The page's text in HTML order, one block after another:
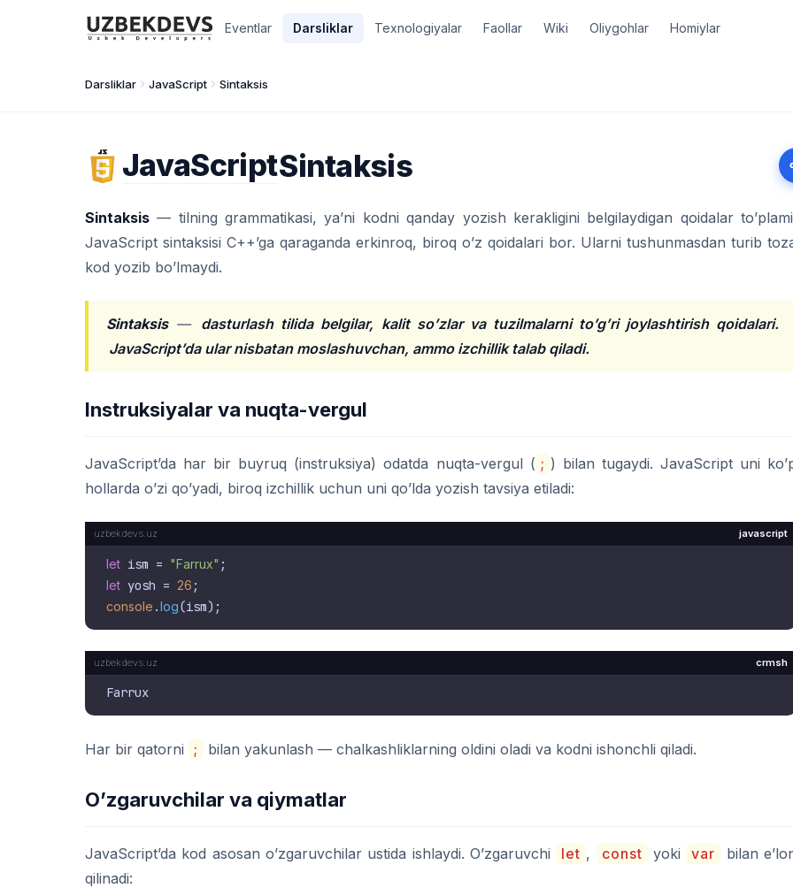
Eventlar Darsliklar Texnologiyalar Faollar Wiki Oliygohlar Homiylar
Darsliklar JavaScript Sintaksis
JavaScriptSintaksis
Sintaksis — tilning grammatikasi, ya’ni kodni qanday yozish kerakligini belgilaydigan qoidalar
JavaScript sintaksisi C++’ga qaraganda erkinroq, biroq o’z qoidalari bor. Ularni tushunmasdan turib
kod yozib bo’lmaydi.
Sintaksis— dasturlash tilida belgilar, kalit so’zlar va tuzilmalarni to’g’ri joylashtirish qoidalari.
JavaScript’da ular nisbatan moslashuvchan, ammo izchillik talab qiladi.
Instruksiyalar va nuqta-vergul
JavaScript’da har bir buyruq (instruksiya) odatda nuqta-vergul ( ; ) bilan tugaydi. JavaScript uni
hollarda o’zi qo’yadi, biroq izchillik uchun uni qo’lda yozish tavsiya etiladi:
javascript
let ism = "Farrux"
let yosh = 26
console .log
crmsh
Har bir qatorni ; bilan yakunlash — chalkashliklarning oldini oladi va kodni ishonchli qiladi.
O’zgaruvchilar va qiymatlar
JavaScript’da kod asosan o’zgaruvchilar ustida ishlaydi. O’zgaruvchi let , const yoki var
bilan
qilinadi: